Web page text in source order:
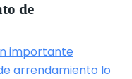
de
importante
arrendamiento lo